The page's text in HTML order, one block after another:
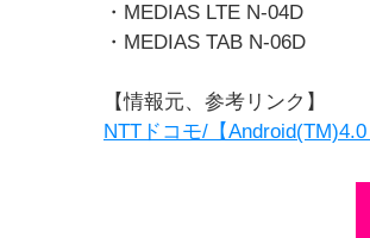
・MEDIAS LTE N-04D
・MEDIAS TAB N-06D
【情報元、参考リンク】
NTTドコモ/【